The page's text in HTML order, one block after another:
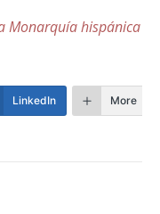
Monarquía hispánica
LinkedIn More